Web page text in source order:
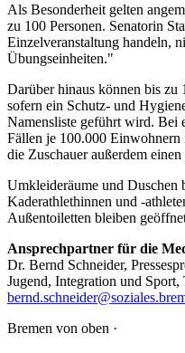
Als Besonderheit gelten
zu 100 Personen. Senatorin
Einzelveranstaltung handeln,
Übungseinheiten."
Darüber hinaus können bis zu
sofern ein Schutz- und
Namensliste geführt wird. Bei
Fällen je 100.000 Einwohnern
die Zuschauer außerdem
Umkleideräume und Duschen
Kaderathlethinnen und -
Außentoiletten bleiben
Ansprechpartner für die
Dr. Bernd Schneider,
Jugend, Integration und
Bremen von oben ·